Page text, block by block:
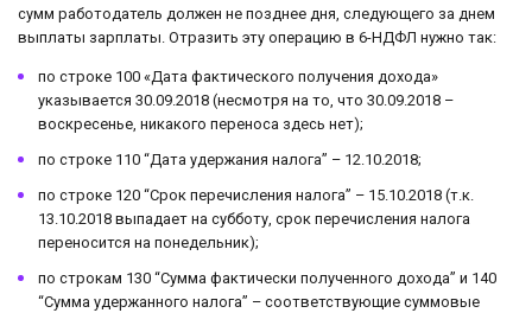
сумм работодатель должен не позднее дня, следующего за днем
выплаты зарплаты. Отразить эту операцию в 6-НДФЛ нужно так:
по строке 100 «Дата фактического получения дохода»
указывается 30.09.2018 (несмотря на то, что 30.09.2018 –
воскресенье, никакого переноса здесь нет);
по строке 110 “Дата удержания налога” – 12.10.2018;
по строке 120 “Срок перечисления налога” – 15.10.2018 (т.к.
13.10.2018 выпадает на субботу, срок перечисления налога
переносится на понедельник);
по строкам 130 “Сумма фактически полученного дохода” и 140
“Сумма удержанного налога” – соответствующие суммовые